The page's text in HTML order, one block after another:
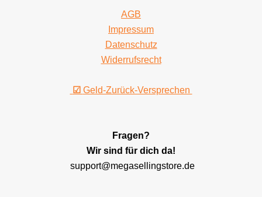
AGB
Impressum
Datenschutz
Widerrufsrecht
☑ Geld-Zurück-Versprechen
Fragen?
Wir sind für dich da!
support@megasellingstore.de